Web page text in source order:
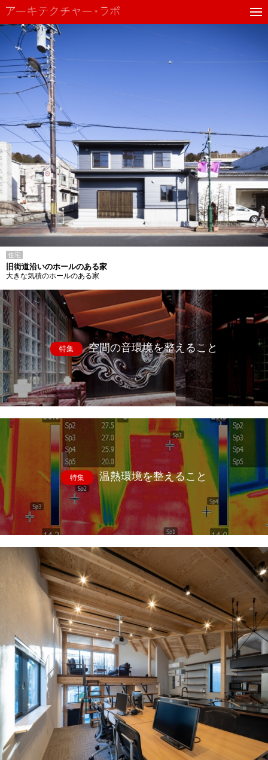
住宅
旧街道沿いのホールのある家
大きな気積のホールのある家
特集 空間の音環境を整えること
特集 温熱環境を整えること